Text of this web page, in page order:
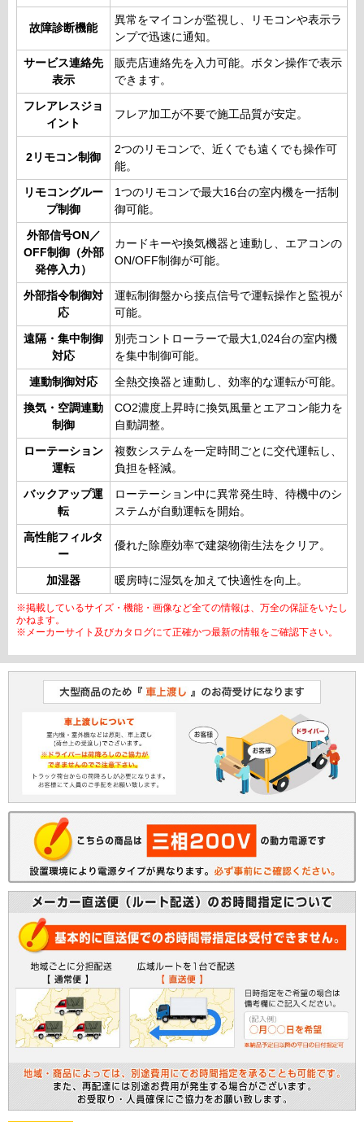
故障診断機能
異常をマイコンが監視し、リモコンや表示ラ
ンプで迅速に通知。
サービス連絡先
表示
販売店連絡先を入力可能。ボタン操作で表示
できます。
フレアレスジョ
イント
フレア加工が不要で施工品質が安定。
2リモコン制御
2つのリモコンで、近くでも遠くでも操作可
能。
リモコングルー
プ制御
1つのリモコンで最大16台の室内機を一括制
御可能。
外部信号ON／
OFF制御（外部
発停入力）
カードキーや換気機器と連動し、エアコンの
ON/OFF制御が可能。
外部指令制御対
応
運転制御盤から接点信号で運転操作と監視が
可能。
遠隔・集中制御
対応
別売コントローラーで最大1,024台の室内機
を集中制御可能。
連動制御対応 全熱交換器と連動し、効率的な運転が可能。
換気・空調連動
制御
CO2濃度上昇時に換気風量とエアコン能力を
自動調整。
ローテーション
運転
複数システムを一定時間ごとに交代運転し、
負担を軽減。
バックアップ運
転
ローテーション中に異常発生時、待機中のシ
ステムが自動運転を開始。
高性能フィルタ
ー
優れた除塵効率で建築物衛生法をクリア。
加湿器 暖房時に湿気を加えて快適性を向上。
※掲載しているサイズ・機能・画像など全ての情報は、万全の保証をいたし
かねます。
※メーカーサイト及びカタログにて正確かつ最新の情報をご確認下さい。